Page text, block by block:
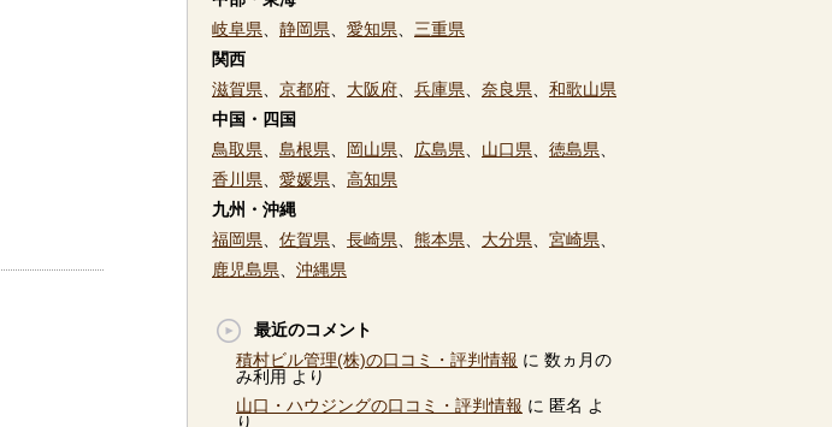
岐阜県
静岡県 愛知県
三重県
関西
滋賀県
京都府 大阪府 兵庫県 奈良県
和歌山県
中国・四国
鳥取県
島根県 岡山県 広島県 山口県 徳島県
香川県
愛媛県
高知県
九州・沖縄
福岡県
佐賀県 長崎県 熊本県 大分県 宮崎県
鹿児島県
沖縄県
最近のコメント
積村ビル管理(株)の口コミ・評判情報 に 数ヵ月の
み利用 より
山口・ハウジングの口コミ・評判情報 に 匿名 よ
り